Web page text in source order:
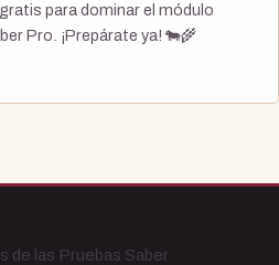
para dominar el módulo
Pro. ¡Prepárate ya! 🐄🌾
de las Pruebas Saber